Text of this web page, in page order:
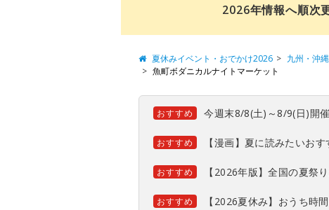
2026年情報へ順次
夏休みイベント・おでかけ2026 九州・沖
魚町ボダニカルナイトマーケット
おすすめ 今週末8/8(土)～8/9(日)開
おすすめ 【漫画】夏に読みたいお
おすすめ 【2026年版】全国の夏祭
おすすめ 【2026夏休み】おうち時